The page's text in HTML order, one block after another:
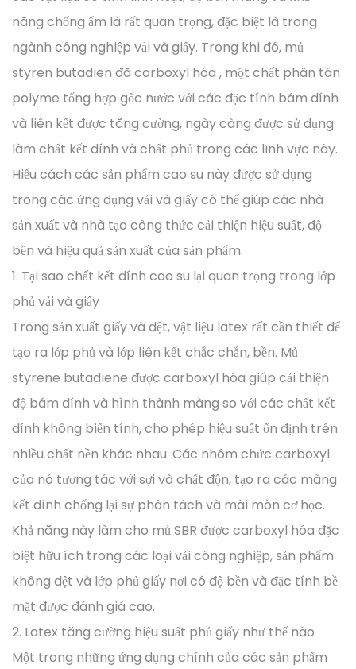
năng chống ẩm là rất quan trọng, đặc biệt là trong
ngành công nghiệp vải và giấy. Trong khi đó, mủ
styren butadien đã carboxyl hóa , một chất phân tán
polyme tổng hợp gốc nước với các đặc tính bám dính
và liên kết được tăng cường, ngày càng được sử dụng
làm chất kết dính và chất phủ trong các lĩnh vực này.
Hiểu cách các sản phẩm cao su này được sử dụng
trong các ứng dụng vải và giấy có thể giúp các nhà
sản xuất và nhà tạo công thức cải thiện hiệu suất, độ
bền và hiệu quả sản xuất của sản phẩm.
1. Tại sao chất kết dính cao su lại quan trọng trong lớp
phủ vải và giấy
Trong sản xuất giấy và dệt, vật liệu latex rất cần thiết để
tạo ra lớp phủ và lớp liên kết chắc chắn, bền. Mủ
styrene butadiene được carboxyl hóa giúp cải thiện
độ bám dính và hình thành màng so với các chất kết
dính không biến tính, cho phép hiệu suất ổn định trên
nhiều chất nền khác nhau. Các nhóm chức carboxyl
của nó tương tác với sợi và chất độn, tạo ra các màng
kết dính chống lại sự phân tách và mài mòn cơ học.
Khả năng này làm cho mủ SBR được carboxyl hóa đặc
biệt hữu ích trong các loại vải công nghiệp, sản phẩm
không dệt và lớp phủ giấy nơi có độ bền và đặc tính bề
mặt được đánh giá cao.
2. Latex tăng cường hiệu suất phủ giấy như thế nào
Một trong những ứng dụng chính của các sản phẩm